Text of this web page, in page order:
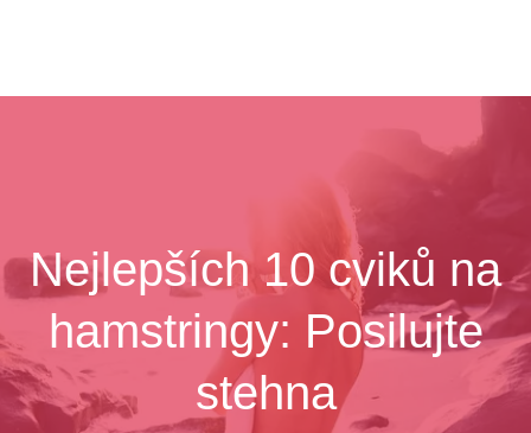
Nejlepších 10 cviků na
hamstringy: Posilujte
stehna